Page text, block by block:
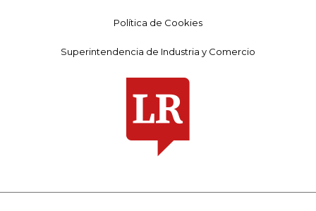
Política de Cookies
Superintendencia de Industria y Comercio